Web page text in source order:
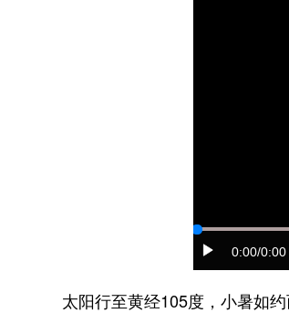
0:00/0:00
太阳行至黄经105度，小暑如约